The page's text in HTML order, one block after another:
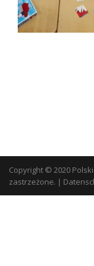
Copyright © 2020
zastrzeżone. |